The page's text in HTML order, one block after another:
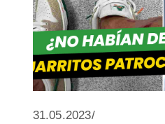
31.05.2023/